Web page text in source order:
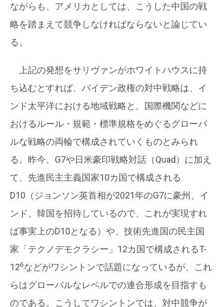
ながらも、アメリカとしては、こうした中国の戦
略を踏まえて競争しなければならないと論じてい
る。
上記の発想をサリヴァンがホワイトハウスに持
ち込むとすれば、バイデン政権の対中戦略は、イ
ンド太平洋における地域戦略と、国際機関などに
おけるルール・規範・標準規格をめぐるグローバ
ルな戦略の両輪で構成されていくものとみられ
る。昨今、G7や日米豪印戦略対話（Quad）に加え
て、先進民主主義国家10カ国で構成される
D10（ジョンソン英首相が2021年のG7に豪州、イ
ンド、韓国を招待しているので、これが実現すれ
ば事実上のD10となる）や、技術先進国の民主国
家「テクノデモクラシー」12カ国で構成されるT-
126などがワシントンで話題になっているが、これ
らはグローバルなレベルでの連合形成を目指すも
のである。こうしてワシントンでは、対中競争が